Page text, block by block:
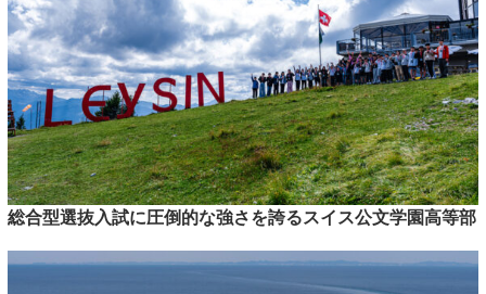
総合型選抜入試に圧倒的な強さを誇るスイス公文学園高等部